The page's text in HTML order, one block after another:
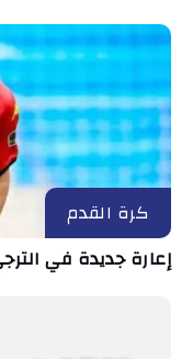
كرة القدم
إعارة جديدة في